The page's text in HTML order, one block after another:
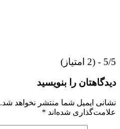
5/5 - (2 امتیاز)
دیدگاهتان را بنویسید
نشانی ایمیل شما منتشر نخواهد شد.
علامت‌گذاری شده‌اند *